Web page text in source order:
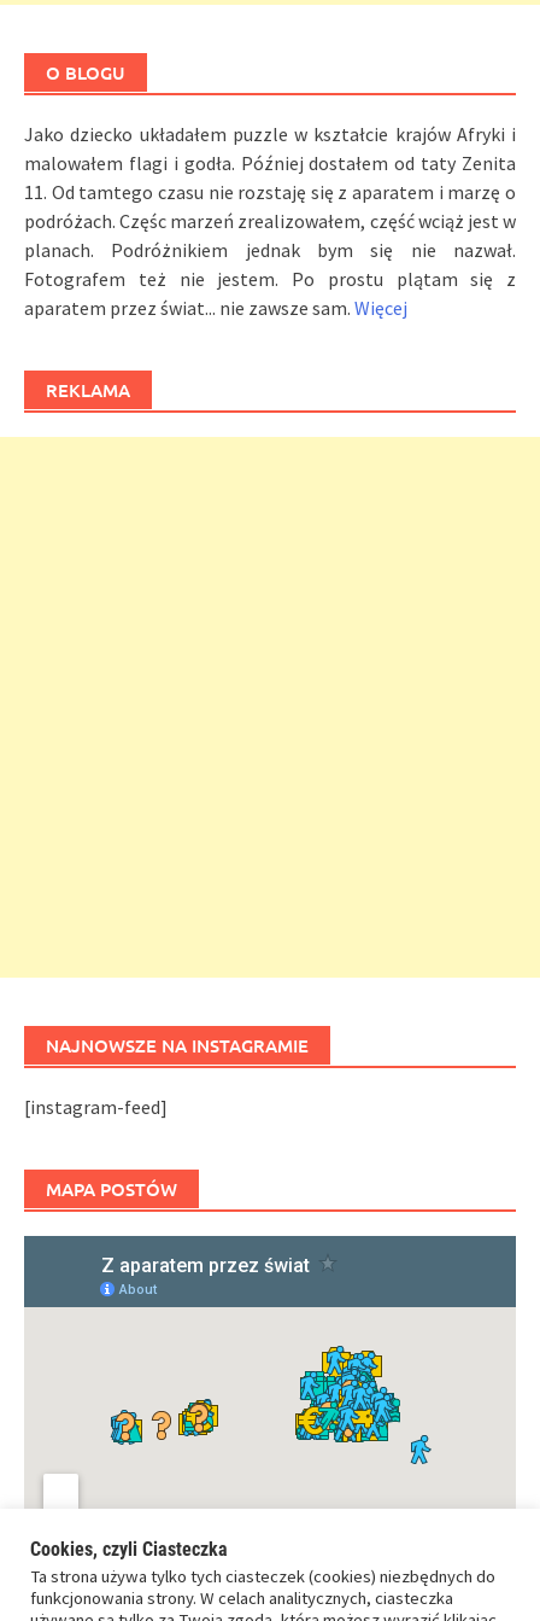
O BLOGU
Jako dziecko układałem puzzle w kształcie krajów Afryki i
malowałem flagi i godła. Później dostałem od taty Zenita
11. Od tamtego czasu nie rozstaję się z aparatem i marzę o
podróżach. Częśc marzeń zrealizowałem, część wciąż jest w
planach. Podróżnikiem jednak bym się nie nazwał.
Fotografem też nie jestem. Po prostu plątam się z
aparatem przez świat... nie zawsze sam. Więcej
REKLAMA
NAJNOWSZE NA INSTAGRAMIE
[instagram-feed]
MAPA POSTÓW
Cookies, czyli Ciasteczka
Ta strona używa tylko tych ciasteczek (cookies) niezbędnych do
funkcjonowania strony. W celach analitycznych, ciasteczka